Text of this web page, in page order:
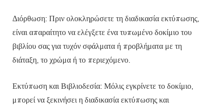
Διόρθωση: Πριν ολοκληρώσετε τη διαδικασία εκτύπωσης,
είναι απαραίτητο να ελέγξετε ένα τυπωμένο δοκίμιο του
βιβλίου σας για τυχόν σφάλματα ή προβλήματα με τη
διάταξη, το χρώμα ή το περιεχόμενο.
Εκτύπωση και Βιβλιοδεσία: Μόλις εγκρίνετε το δοκίμιο,
μπορεί να ξεκινήσει η διαδικασία εκτύπωσης και